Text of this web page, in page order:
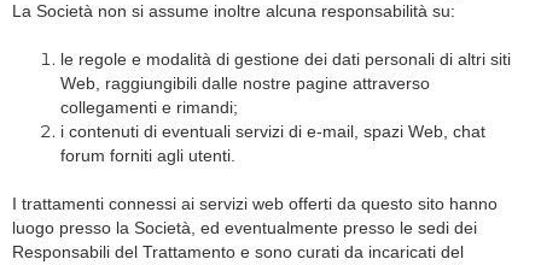
La Società non si assume inoltre alcuna responsabilità su:
le regole e modalità di gestione dei dati personali di altri siti
Web, raggiungibili dalle nostre pagine attraverso
collegamenti e rimandi;
i contenuti di eventuali servizi di e-mail, spazi Web, chat
forum forniti agli utenti.
I trattamenti connessi ai servizi web offerti da questo sito hanno
luogo presso la Società, ed eventualmente presso le sedi dei
Responsabili del Trattamento e sono curati da incaricati del